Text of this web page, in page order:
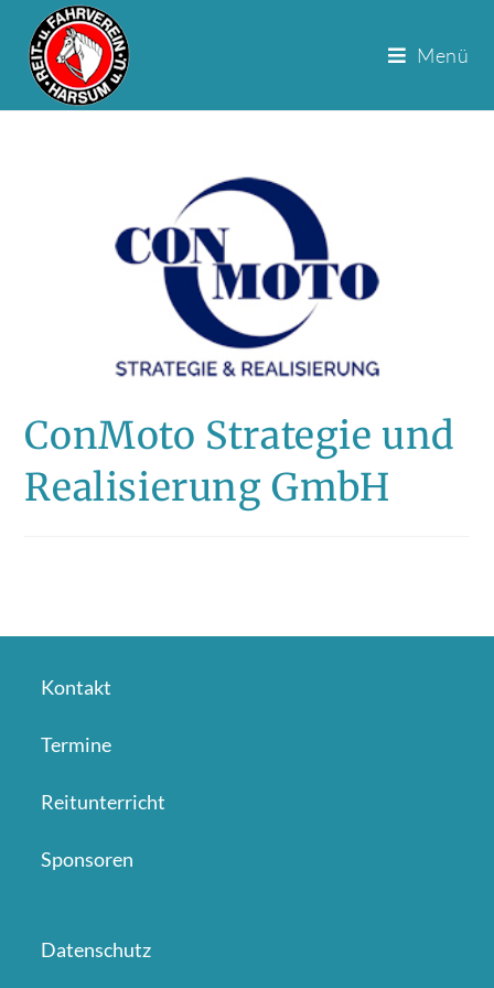
Menü
ConMoto Strategie und
Realisierung GmbH
Kontakt
Termine
Reitunterricht
Sponsoren
Datenschutz